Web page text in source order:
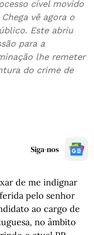
cível movido
vê agora o
Este abriu
para a
lhe remeter
do crime de
Siga-nos
de me indignar
pelo senhor
ao cargo de
no âmbito